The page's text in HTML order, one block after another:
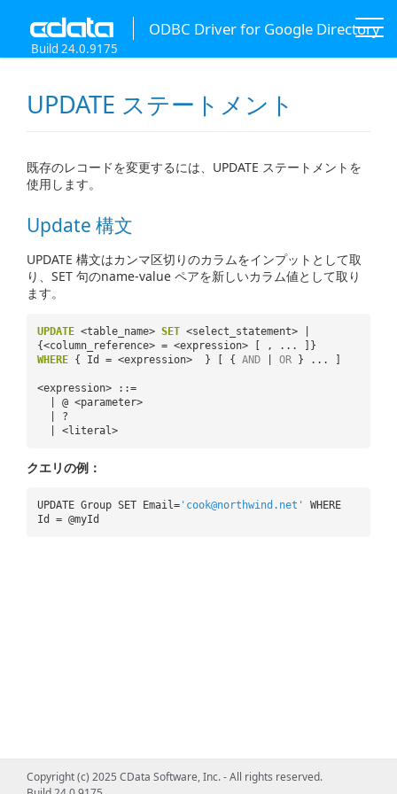
ODBC Driver for Google Directory
Build 24.0.9175
UPDATE ステートメント
既存のレコードを変更するには、UPDATE ステートメントを
使用します。
Update 構文
UPDATE 構文はカンマ区切りのカラムをインプットとして取
り、SET 句のname-value ペアを新しいカラム値として取り
ます。
UPDATE <table_name> SET <select_statement> |
{<column_reference> = <expression> [ , ... ]}
WHERE { Id = <expression> } [ { AND OR } ... ]
<expression> ::=
| @ <parameter>
| ?
| <literal>
クエリの例：
UPDATE Group SET Email= 'cook@northwind.net'
WHERE
Id = @myId
Copyright (c) 2025 CData Software, Inc. - All rights reserved.